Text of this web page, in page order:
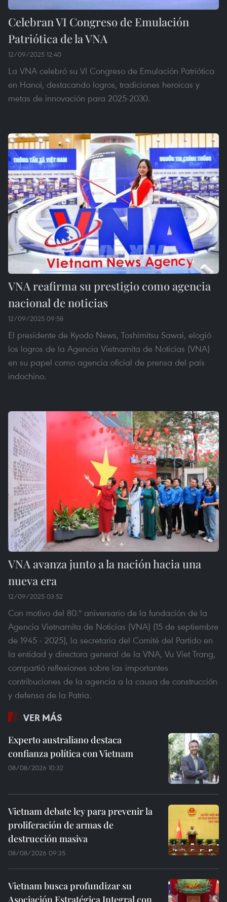
Celebran VI Congreso de Emulación
Patriótica de la VNA
12/09/2025 12:40
La VNA celebró su VI Congreso de Emulación Patriótica
en Hanoi, destacando logros, tradiciones heroicas y
metas de innovación para 2025-2030.
VNA reafirma su prestigio como agencia
nacional de noticias
12/09/2025 09:58
El presidente de Kyodo News, Toshimitsu Sawai, elogió
los logros de la Agencia Vietnamita de Noticias (VNA)
en su papel como agencia oficial de prensa del país
indochino.
VNA avanza junto a la nación hacia una
nueva era
12/09/2025 03:52
Con motivo del 80.º aniversario de la fundación de la
Agencia Vietnamita de Noticias (VNA) (15 de septiembre
de 1945 - 2025), la secretaria del Comité del Partido en
la entidad y directora general de la VNA, Vu Viet Trang,
compartió reflexiones sobre las importantes
contribuciones de la agencia a la causa de construcción
y defensa de la Patria.
VER MÁS
Experto australiano destaca
confianza política con Vietnam
08/08/2026 10:32
Vietnam debate ley para prevenir la
proliferación de armas de
destrucción masiva
08/08/2026 09:35
Vietnam busca profundizar su